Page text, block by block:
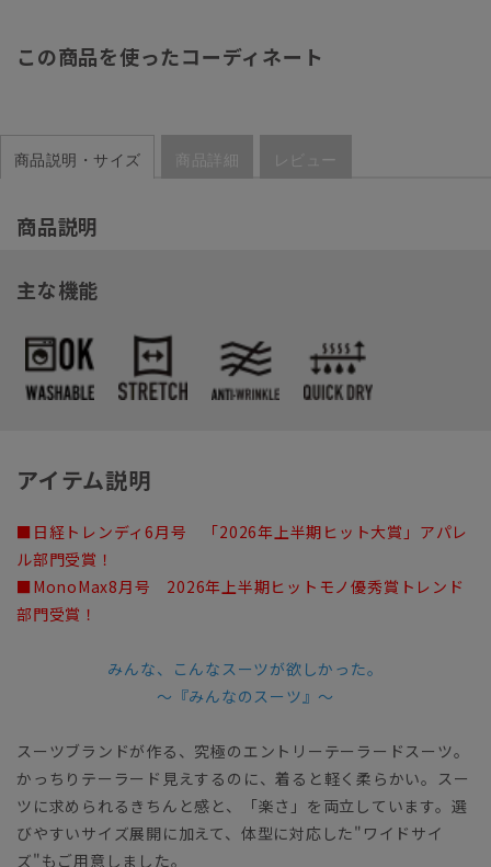
この商品を使ったコーディネート
商品説明・サイズ 商品詳細 レビュー
商品説明
主な機能
アイテム説明
■日経トレンディ6月号 「2026年上半期ヒット大賞」アパレ
ル部門受賞！
■MonoMax8月号 2026年上半期ヒットモノ優秀賞トレンド
部門受賞！
みんな、こんなスーツが欲しかった。
～『みんなのスーツ』～
スーツブランドが作る、究極のエントリーテーラードスーツ。
かっちりテーラード見えするのに、着ると軽く柔らかい。スー
ツに求められるきちんと感と、「楽さ」を両立しています。選
びやすいサイズ展開に加えて、体型に対応した"ワイドサイ
ズ"もご用意しました。